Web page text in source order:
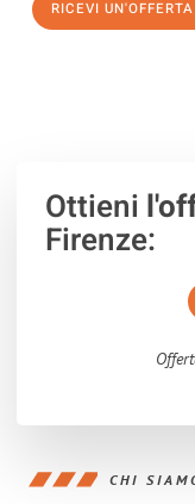
RICEVI
Ottieni
Firenze:
CHI